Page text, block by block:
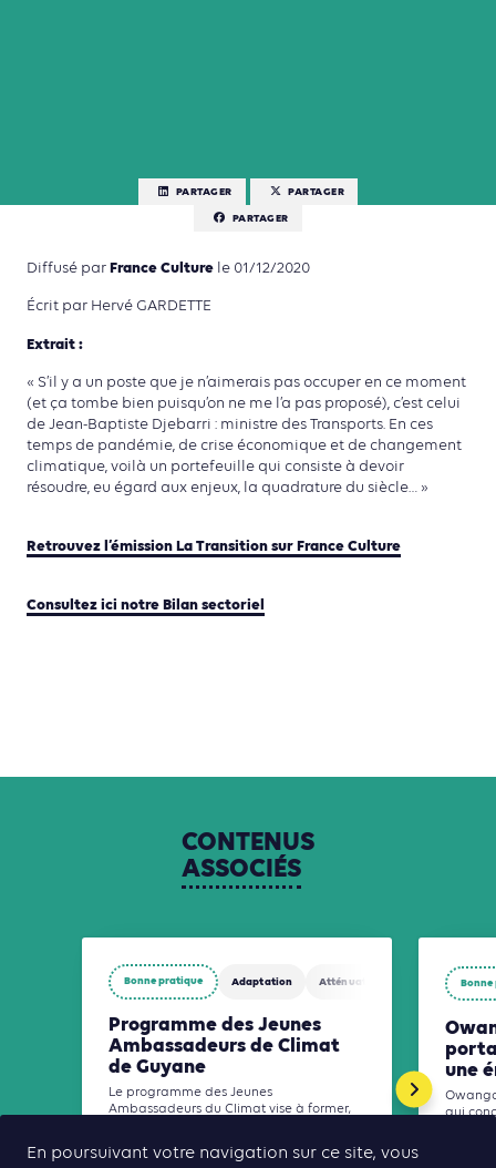
PARTAGER
PARTAGER
PARTAGER
Diffusé par France Culture le 01/12/2020
Écrit par Hervé GARDETTE
Extrait :
« S’il y a un poste que je n’aimerais pas occuper en ce moment
(et ça tombe bien puisqu’on ne me l’a pas proposé), c’est celui
de Jean-Baptiste Djebarri : ministre des Transports. En ces
temps de pandémie, de crise économique et de changement
climatique, voilà un portefeuille qui consiste à devoir
résoudre, eu égard aux enjeux, la quadrature du siècle… »
Retrouvez l’émission La Transition sur France Culture
Consultez ici notre Bilan sectoriel
CONTENUS
ASSOCIÉS
Bonne pratique Adaptation Atténuation Biodiversité
Programme des Jeunes
Ambassadeurs de Climat
de Guyane
Le programme des Jeunes
Ambassadeurs du Climat vise à former,
transition écologique.
une
qui
En poursuivant votre navigation sur ce site, vous